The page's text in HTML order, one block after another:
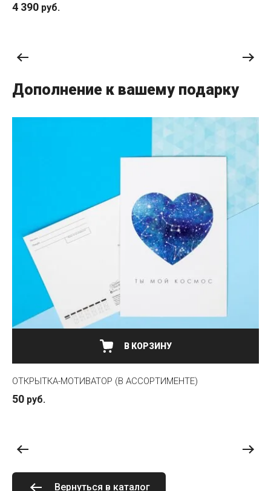
7 990 руб.
Дополнение к вашему подарку
В КОРЗИНУ
ОТКРЫТКА-МОТИВАТОР (В АССОРТИМЕНТЕ)
50 руб.
Вернуться в каталог